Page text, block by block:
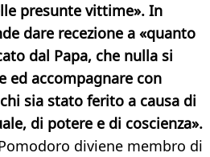
presunte vittime». In
dare recezione a «quanto
dal Papa, che nulla si
ed accompagnare con
sia stato ferito a causa di
di potere e di coscienza».
diviene membro di